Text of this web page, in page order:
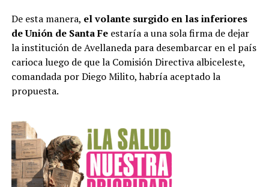
De esta manera, el volante surgido en las inferiores
de Unión de Santa Feestaría a una sola firma de dejar
la institución de Avellaneda para desembarcar en el país
carioca luego de que la Comisión Directiva albiceleste,
comandada por Diego Milito, habría aceptado la
propuesta.